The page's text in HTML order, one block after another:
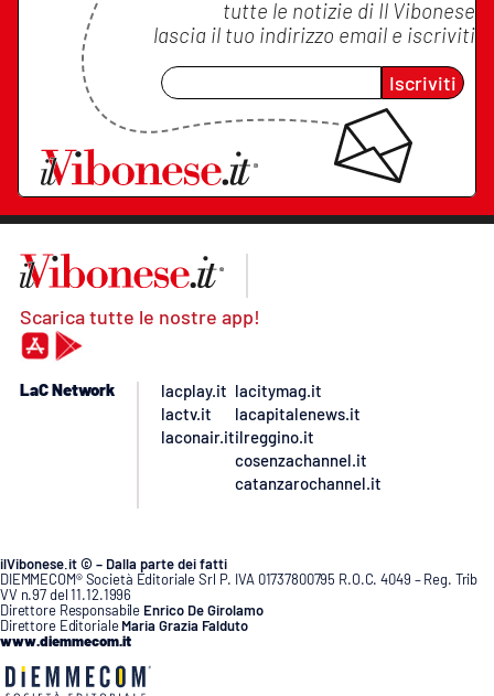
tutte le notizie di Il Vibonese
lascia il tuo indirizzo email e iscriviti
Iscriviti
Scarica tutte le nostre app!
LaC Network
lacplay.it
lactv.it
laconair.it
lacitymag.it
lacapitalenews.it
ilreggino.it
cosenzachannel.it
catanzarochannel.it
ilVibonese.it © – Dalla parte dei fatti
DIEMMECOM® Società Editoriale Srl P. IVA 01737800795 R.O.C. 4049 – Reg. Trib
VV n.97 del 11.12.1996
Direttore Responsabile Enrico De Girolamo
Direttore Editoriale Maria Grazia Falduto
www.diemmecom.it